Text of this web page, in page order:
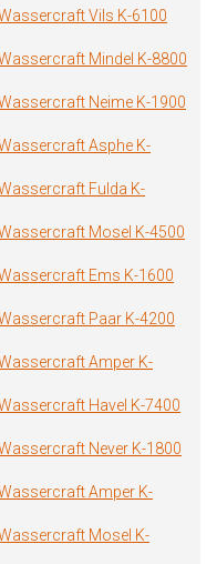
Vils K-6100
Mindel K-8800
Neime K-1900
Asphe K-
Fulda K-
Mosel K-4500
Ems K-1600
Paar K-4200
Amper K-
Havel K-7400
Never K-1800
Amper K-
Mosel K-